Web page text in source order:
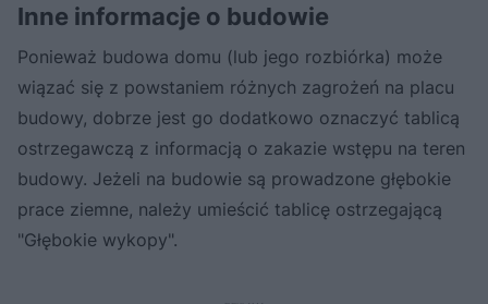
Inne informacje o budowie
Ponieważ budowa domu (lub jego rozbiórka) może
wiązać się z powstaniem różnych zagrożeń na placu
budowy, dobrze jest go dodatkowo oznaczyć tablicą
ostrzegawczą z informacją o zakazie wstępu na teren
budowy. Jeżeli na budowie są prowadzone głębokie
prace ziemne, należy umieścić tablicę ostrzegającą
"Głębokie wykopy".